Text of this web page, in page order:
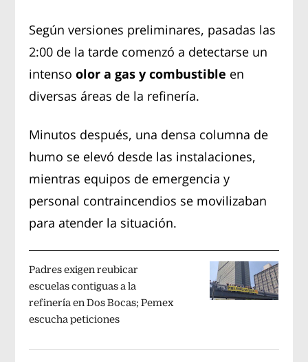
Según versiones preliminares, pasadas las
2:00 de la tarde comenzó a detectarse un
intensoolor a gas y combustible en
diversas áreas de la refinería.
Minutos después, una densa columna de
humo se elevó desde las instalaciones,
mientras equipos de emergencia y
personal contraincendios se movilizaban
para atender la situación.
Padres exigen reubicar
escuelas contiguas a la
refinería en Dos Bocas; Pemex
escucha peticiones